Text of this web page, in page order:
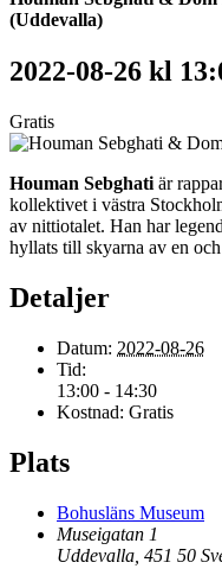
(Uddevalla)
2022-08-26 kl
Gratis
Houman Sebghati är
kollektivet i västra
av nittiotalet. Han har
hyllats till skyarna av en
Detaljer
Datum: 2022-08-26
Tid:
13:00 - 14:30
Kostnad: Gratis
Plats
Bohusläns Museum
Museigatan 1
Uddevalla 451 50